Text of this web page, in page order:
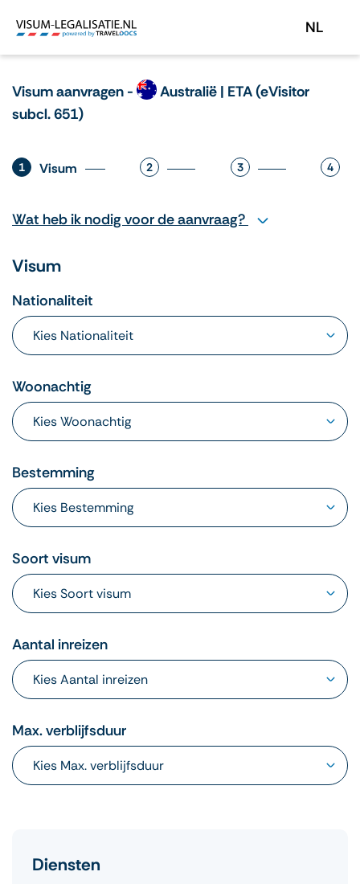
NL
Visum aanvragen -
Australië | ETA (eVisitor
subcl. 651)
1 Visum 2 3 4
Wat heb ik nodig voor de aanvraag?
Visum
Nationaliteit
Woonachtig
Bestemming
Soort visum
Aantal inreizen
Max. verblijfsduur
Diensten